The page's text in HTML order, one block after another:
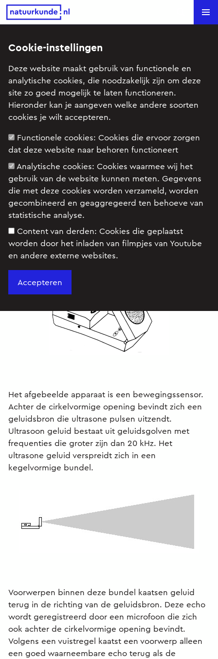
Natuurkunde.nl Search
Bewegingssensor (VWO-1 2001)
Onderwerp: Elektrische stroom
opgave 6
Opgave
Het afgebeelde apparaat is een bewegingssensor.
Achter de cirkelvormige opening bevindt zich een
geluidsbron die ultrasone pulsen uitzendt.
Ultrasoon geluid bestaat uit geluidsgolven met
frequenties die groter zijn dan 20 kHz. Het
ultrasone geluid verspreidt zich in een
kegelvormige bundel.
Voorwerpen binnen deze bundel kaatsen geluid
terug in de richting van de geluidsbron. Deze echo
wordt geregistreerd door een microfoon die zich
ook achter de cirkelvormige opening bevindt.
Volgens een vuistregel kaatst een voorwerp alleen
een goed waarneembare echo terug als de
Cookie-instellingen
Deze website maakt gebruik van functionele en
analytische cookies, die noodzakelijk zijn om deze
site zo goed mogelijk te laten functioneren.
Hieronder kan je aangeven welke andere soorten
cookies je wilt accepteren.
Functionele cookies: Cookies die ervoor zorgen
dat deze website naar behoren functioneert
Analytische cookies: Cookies waarmee wij het
gebruik van de website kunnen meten. Gegevens
die met deze cookies worden verzameld, worden
gecombineerd en geaggregeerd ten behoeve van
statistische analyse.
Content van derden: Cookies die geplaatst
worden door het inladen van filmpjes van Youtube
en andere externe websites.